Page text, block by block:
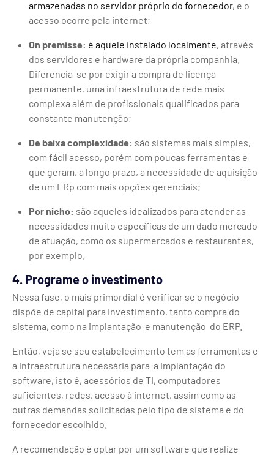
armazenadas no servidor próprio do fornecedor, e o
acesso ocorre pela internet;
On premisse: é aquele instalado localmente, através
dos servidores e hardware da própria companhia.
Diferencia-se por exigir a compra de licença
permanente, uma infraestrutura de rede mais
complexa além de profissionais qualificados para
constante manutenção;
De baixa complexidade: são sistemas mais simples,
com fácil acesso, porém com poucas ferramentas e
que geram, a longo prazo, a necessidade de aquisição
de um ERp com mais opções gerenciais;
Por nicho: são aqueles idealizados para atender as
necessidades muito específicas de um dado mercado
de atuação, como os supermercados e restaurantes,
por exemplo.
4. Programe o investimento
Nessa fase, o mais primordial é verificar se o negócio
dispõe de capital para investimento, tanto compra do
sistema, como na implantação e manutenção do ERP.
Então, veja se seu estabelecimento tem as ferramentas e
a infraestrutura necessária para a implantação do
software, isto é, acessórios de TI, computadores
suficientes, redes, acesso à internet, assim como as
outras demandas solicitadas pelo tipo de sistema e do
fornecedor escolhido.
A recomendação é optar por um software que realize